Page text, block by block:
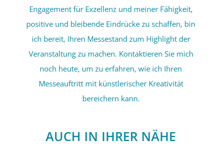
Engagement für Exzellenz und meiner Fähigkeit,
positive und bleibende Eindrücke zu schaffen, bin
ich bereit, Ihren Messestand zum Highlight der
Veranstaltung zu machen. Kontaktieren Sie mich
noch heute, um zu erfahren, wie ich Ihren
Messeauftritt mit künstlerischer Kreativität
bereichern kann.
AUCH IN IHRER NÄHE